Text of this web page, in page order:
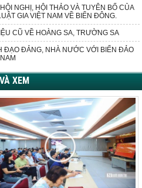
NGHỊ, HỘI THẢO VÀ TUYÊN BỐ CỦA
GIA VIỆT NAM VỀ BIỂN ĐÔNG.
CŨ VỀ HOÀNG SA, TRƯỜNG SA
ĐẠO ĐẢNG, NHÀ NƯỚC VỚI BIỂN ĐẢO
XEM